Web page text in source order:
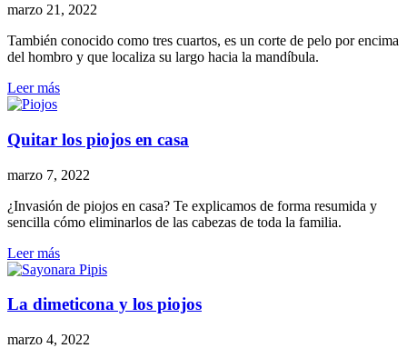
marzo 21, 2022
También conocido como tres cuartos, es un corte de pelo por encima
del hombro y que localiza su largo hacia la mandíbula.
Leer más
Quitar los piojos en casa
marzo 7, 2022
¿Invasión de piojos en casa? Te explicamos de forma resumida y
sencilla cómo eliminarlos de las cabezas de toda la familia.
Leer más
La dimeticona y los piojos
marzo 4, 2022